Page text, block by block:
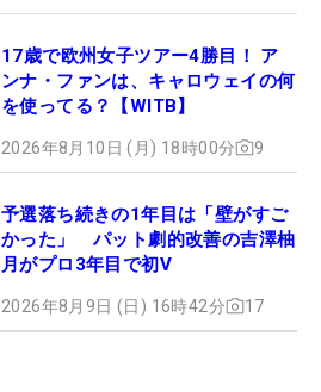
17歳で欧州女子ツアー4勝目！ ア
ンナ・ファンは、キャロウェイの何
を使ってる？【WITB】
2026年8月10日 (月) 18時00分 9
予選落ち続きの1年目は「壁がすご
かった」 パット劇的改善の吉澤柚
月がプロ3年目で初V
2026年8月9日 (日) 16時42分 17